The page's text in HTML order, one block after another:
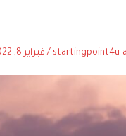
startingpoint4u-
/ فبراير 8, 2022